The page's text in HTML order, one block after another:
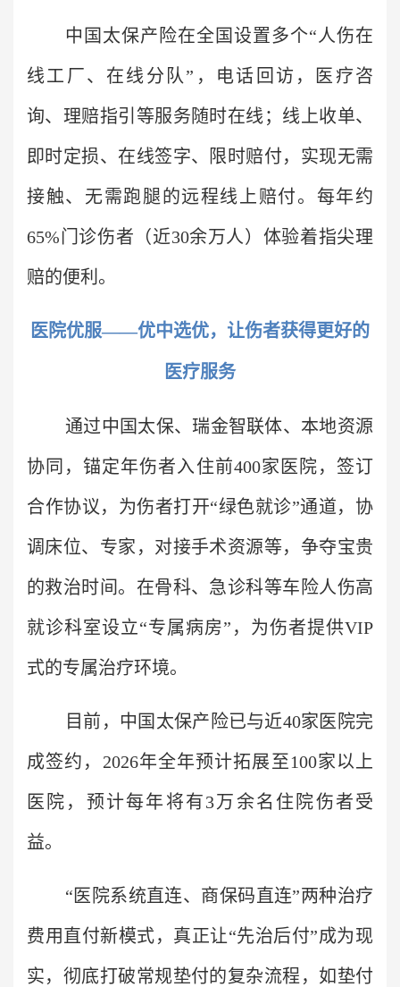
中国太保产险在全国设置多个“人伤在
线工厂、在线分队”，电话回访，医疗咨
询、理赔指引等服务随时在线；线上收单、
即时定损、在线签字、限时赔付，实现无需
接触、无需跑腿的远程线上赔付。每年约
65%门诊伤者（近30余万人）体验着指尖理
赔的便利。
医院优服——优中选优，让伤者获得更好的
医疗服务
通过中国太保、瑞金智联体、本地资源
协同，锚定年伤者入住前400家医院，签订
合作协议，为伤者打开“绿色就诊”通道，协
调床位、专家，对接手术资源等，争夺宝贵
的救治时间。在骨科、急诊科等车险人伤高
就诊科室设立“专属病房”，为伤者提供VIP
式的专属治疗环境。
目前，中国太保产险已与近40家医院完
成签约，2026年全年预计拓展至100家以上
医院，预计每年将有3万余名住院伤者受
益。
“医院系统直连、商保码直连”两种治疗
费用直付新模式，真正让“先治后付”成为现
实，彻底打破常规垫付的复杂流程，如垫付